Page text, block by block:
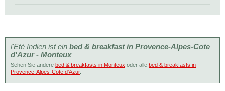
l'Eté Indien ist ein bed & breakfast in Provence-Alpes-Cote
d'Azur - Monteux
Sehen Sie andere bed & breakfasts in Monteux oder alle bed & breakfasts in
Provence-Alpes-Cote d'Azur.